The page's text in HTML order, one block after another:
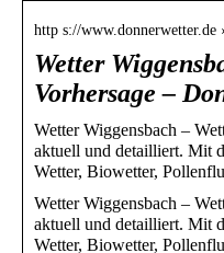
http s://www.donnerwetter.de
Wetter
Vorhersage –
Wetter Wiggensbach –
aktuell und detailliert. Mit
Wetter, Biowetter,
Wetter Wiggensbach –
aktuell und detailliert. Mit
Wetter, Biowetter,